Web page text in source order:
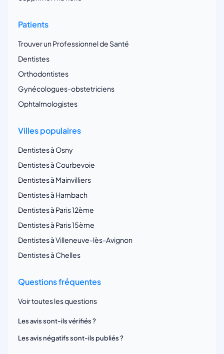
Patients
Trouver un Professionnel de Santé
Dentistes
Orthodontistes
Gynécologues-obstetriciens
Ophtalmologistes
Villes populaires
Dentistes à Osny
Dentistes à Courbevoie
Dentistes à Mainvilliers
Dentistes à Hambach
Dentistes à Paris 12ème
Dentistes à Paris 15ème
Dentistes à Villeneuve-lès-Avignon
Dentistes à Chelles
Questions fréquentes
Voir toutes les questions
Les avis sont-ils vérifiés ?
Les avis négatifs sont-ils publiés ?